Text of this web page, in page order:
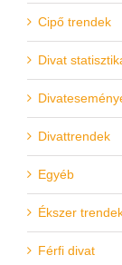
Cipő trendek
Divat
Divattrendek
Egyéb
Ékszer
Férfi divat